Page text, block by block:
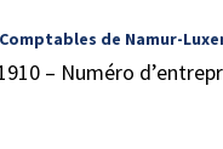
de Namur-
– Numéro